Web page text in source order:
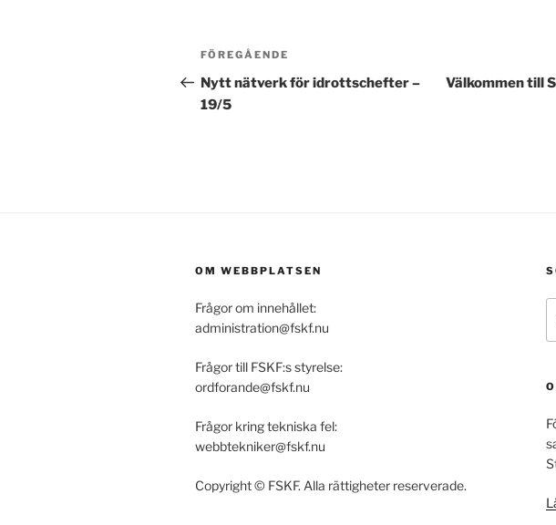
Inläggsnavigering
Föregående
inlägg
FÖREGÅENDE
Nytt nätverk för idrottschefter –
19/5
Välkommen till
OM WEBBPLATSEN
Frågor om innehållet:
administration@fskf.nu
Frågor till FSKF:s styrelse:
ordforande@fskf.nu
Frågor kring tekniska fel:
webbtekniker@fskf.nu
Copyright © FSKF. Alla rättigheter reserverade.